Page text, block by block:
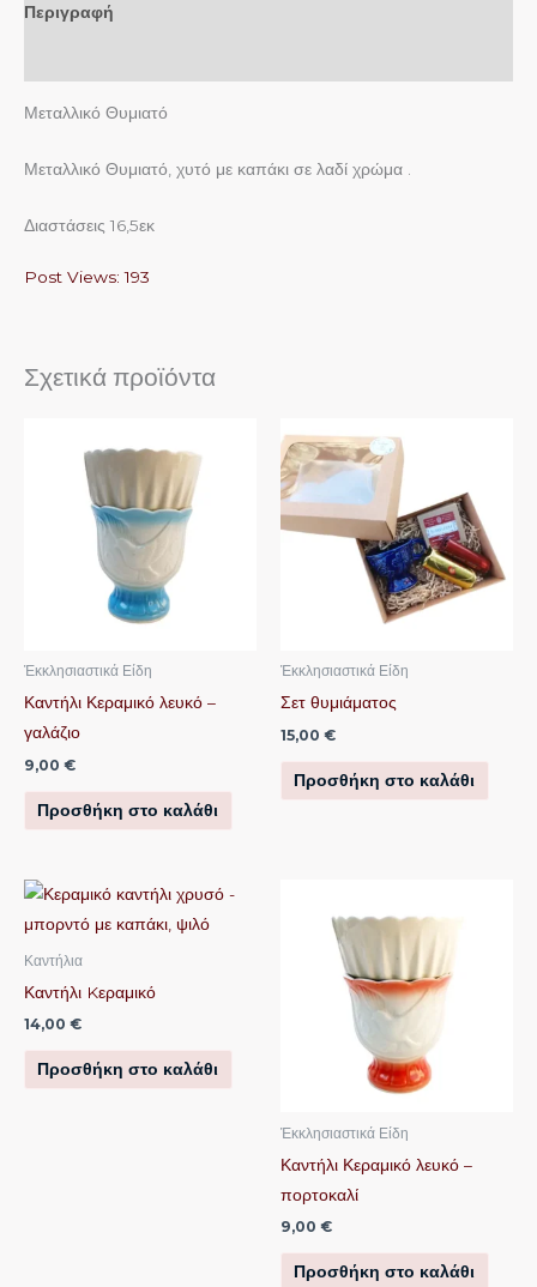
Περιγραφή
Μεταλλικό Θυμιατό
Μεταλλικό Θυμιατό, χυτό με καπάκι σε λαδί χρώμα .
Διαστάσεις 16,5εκ
Post Views: 193
Σχετικά προϊόντα
Ἐκκλησιαστικά Είδη
Καντήλι Κεραμικό λευκό –
γαλάζιο
9,00 €
Προσθήκη στο καλάθι
Ἐκκλησιαστικά Είδη
Σετ θυμιάματος
15,00 €
Προσθήκη στο καλάθι
Καντήλια
Καντήλι Kεραμικό
14,00 €
Προσθήκη στο καλάθι
Ἐκκλησιαστικά Είδη
Καντήλι Κεραμικό λευκό –
πορτοκαλί
9,00 €
Προσθήκη στο καλάθι